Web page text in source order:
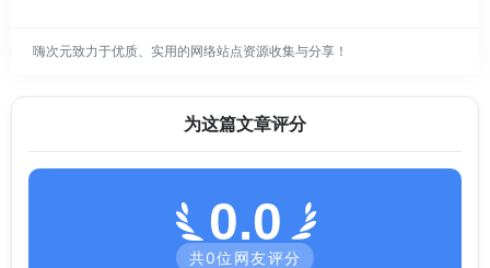
嗨次元致力于优质、实用的网络站点资源收集与分享！
为这篇文章评分
0.0
共0位网友评分